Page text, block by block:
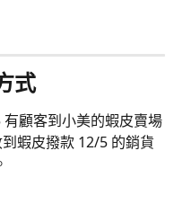
式
顧客到小美的蝦皮賣場
蝦皮撥款 12/5 的銷貨